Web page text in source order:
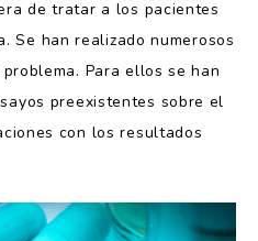
de tratar a los pacientes
Se han realizado numerosos
Para ellos se han
preexistentes sobre el
con los resultados